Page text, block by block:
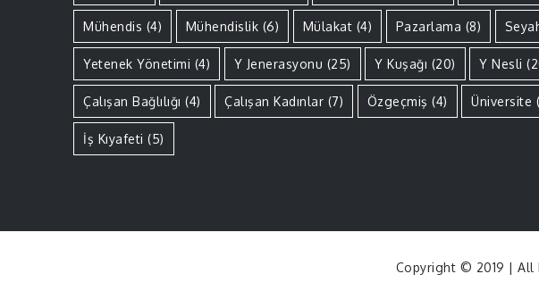
Mühendis (4) Mühendislik (6) Mülakat (4) Pazarlama (8)
Yetenek Yönetimi (4) Y Jenerasyonu (25) Y Kuşağı (20) Y Nesli
Çalışan Bağlılığı (4) Çalışan Kadınlar (7) Özgeçmiş (4) Üniversite
İş Kıyafeti (5)
Copyright © 2019 | All